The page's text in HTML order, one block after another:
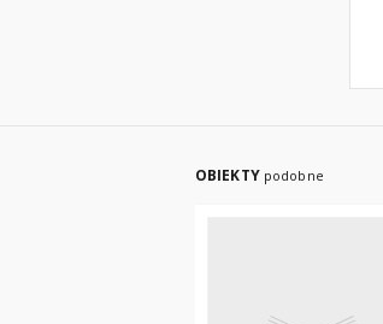
OBIEKTY podobne